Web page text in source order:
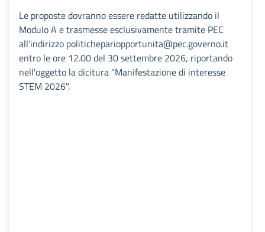
Le proposte dovranno essere redatte utilizzando il
Modulo A e trasmesse esclusivamente tramite PEC
all'indirizzo politichepariopportunita@pec.governo.it
entro le ore 12.00 del 30 settembre 2026, riportando
nell'oggetto la dicitura "Manifestazione di interesse
STEM 2026".